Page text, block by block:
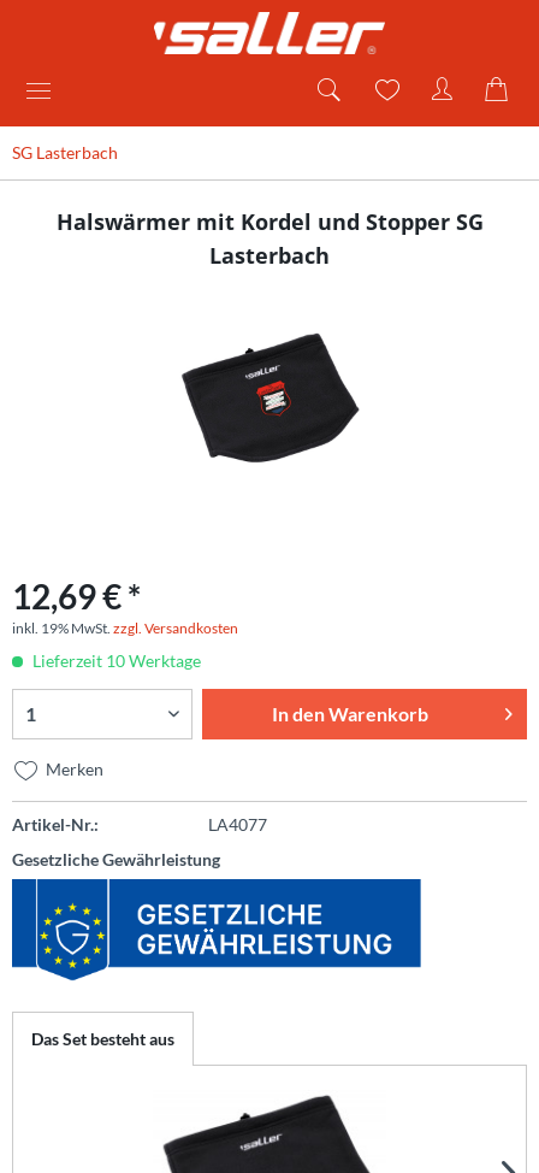
SG Lasterbach
Halswärmer mit Kordel und Stopper SG
Lasterbach
12,69 € *
inkl. 19% MwSt. zzgl. Versandkosten
Lieferzeit 10 Werktage
In denWarenkorb
Merken
Artikel-Nr.:
LA4077
Gesetzliche Gewährleistung
Das Set besteht aus